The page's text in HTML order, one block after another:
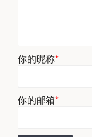
你的昵称*
你的邮箱*